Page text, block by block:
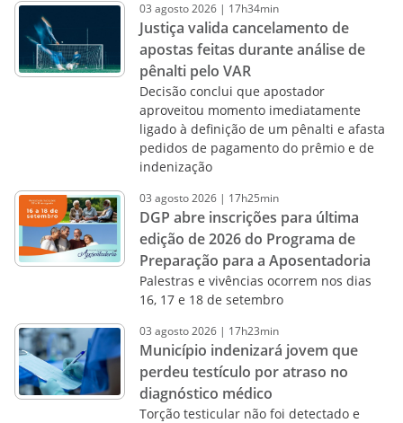
03 agosto2026 | 17h34min
Justiça valida cancelamento de
apostas feitas durante análise de
pênalti pelo VAR
Decisão conclui que apostador
aproveitou momento imediatamente
ligado à definição de um pênalti e afasta
pedidos de pagamento do prêmio e de
indenização
03 agosto2026 | 17h25min
DGP abre inscrições para última
edição de 2026 do Programa de
Preparação para a Aposentadoria
Palestras e vivências ocorrem nos dias
16, 17 e 18 de setembro
03 agosto2026 | 17h23min
Município indenizará jovem que
perdeu testículo por atraso no
diagnóstico médico
Torção testicular não foi detectado e